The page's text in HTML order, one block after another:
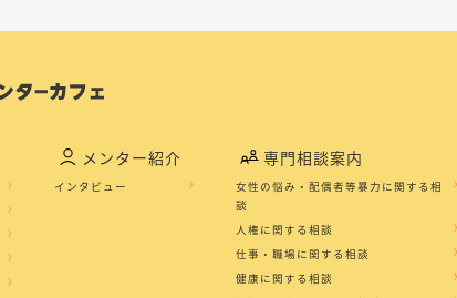
メンター紹介
インタビュー
専門相談案内
女性の悩み・配偶者等暴力に関する相
談
人権に関する相談
仕事・職場に関する相談
健康に関する相談